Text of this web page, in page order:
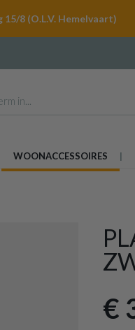
8 (O.L.V. Hemelvaart)
WOONACCESSOIRES
€